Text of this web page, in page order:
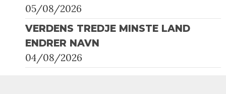
05/08/2026
VERDENS TREDJE MINSTE LAND
ENDRER NAVN
04/08/2026